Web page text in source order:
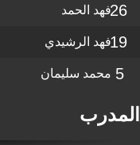
26فهد الحمد
19فهد الرشيدي
5 محمد سليمان
المدرب